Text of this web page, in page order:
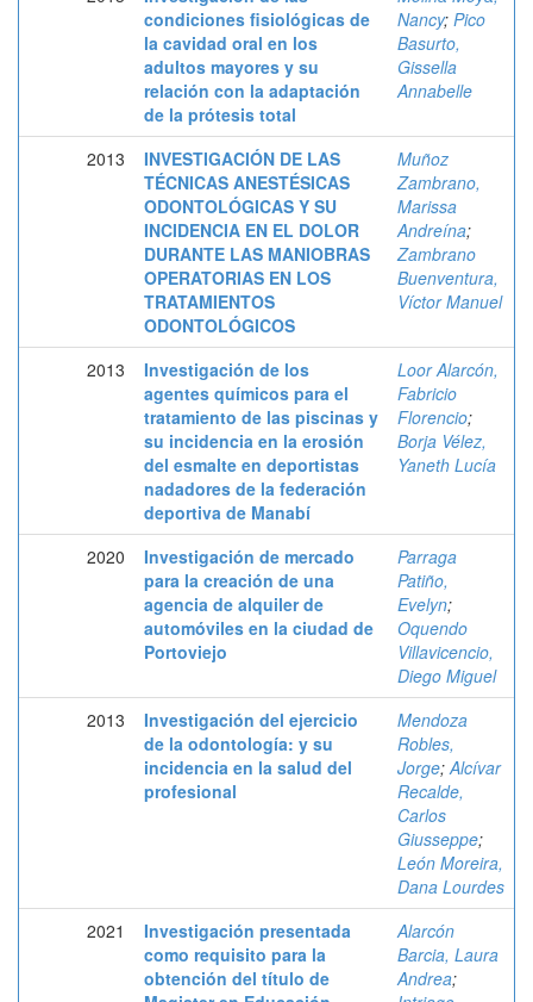
condiciones fisiológicas de
la cavidad oral en los
adultos mayores y su
relación con la adaptación
de la prótesis total
Nancy; Pico
Basurto,
Gissella
Annabelle
2013
INVESTIGACIÓN DE LAS
TÉCNICAS ANESTÉSICAS
ODONTOLÓGICAS Y SU
INCIDENCIA EN EL DOLOR
DURANTE LAS MANIOBRAS
OPERATORIAS EN LOS
TRATAMIENTOS
ODONTOLÓGICOS
Muñoz
Zambrano,
Marissa
Andreína;
Zambrano
Buenventura,
Víctor Manuel
2013
Investigación de los
agentes químicos para el
tratamiento de las piscinas y
su incidencia en la erosión
del esmalte en deportistas
nadadores de la federación
deportiva de Manabí
Loor Alarcón,
Fabricio
Florencio;
Borja Vélez,
Yaneth Lucía
2020
Investigación de mercado
para la creación de una
agencia de alquiler de
automóviles en la ciudad de
Portoviejo
Parraga
Patiño,
Evelyn;
Oquendo
Villavicencio,
Diego Miguel
2013
Investigación del ejercicio
de la odontología: y su
incidencia en la salud del
profesional
Mendoza
Robles,
Jorge;Alcívar
Recalde,
Carlos
Giusseppe;
León Moreira,
Dana Lourdes
2021
Investigación presentada
como requisito para la
obtención del título de
Alarcón
Barcia, Laura
Andrea;